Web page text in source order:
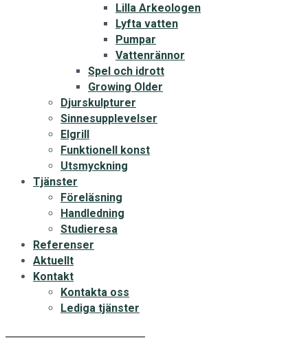
Lilla Arkeologen
Lyfta vatten
Pumpar
Vattenrännor
Spel och idrott
Growing Older
Djurskulpturer
Sinnesupplevelser
Elgrill
Funktionell konst
Utsmyckning
Tjänster
Föreläsning
Handledning
Studieresa
Referenser
Aktuellt
Kontakt
Kontakta oss
Lediga tjänster